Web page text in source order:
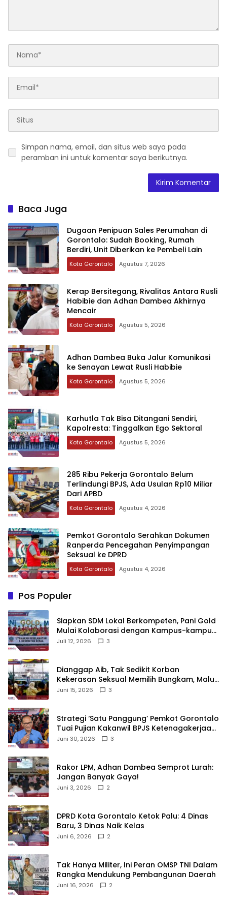
Simpan nama, email, dan situs web saya pada
peramban ini untuk komentar saya berikutnya.
Baca Juga
‎Dugaan Penipuan Sales Perumahan di
Gorontalo: Sudah Booking, Rumah
Berdiri, Unit Diberikan ke Pembeli Lain
Kota Gorontalo Agustus 7, 2026
‎Kerap Bersitegang, Rivalitas Antara Rusli
Habibie dan Adhan Dambea Akhirnya
Mencair
Kota Gorontalo Agustus 5, 2026
‎Adhan Dambea Buka Jalur Komunikasi
ke Senayan Lewat Rusli Habibie
Kota Gorontalo Agustus 5, 2026
‎Karhutla Tak Bisa Ditangani Sendiri,
Kapolresta: Tinggalkan Ego Sektoral‎‎
Kota Gorontalo Agustus 5, 2026
‎285 Ribu Pekerja Gorontalo Belum
Terlindungi BPJS, Ada Usulan Rp10 Miliar
Dari APBD‎
Kota Gorontalo Agustus 4, 2026
Pemkot Gorontalo Serahkan Dokumen
Ranperda Pencegahan Penyimpangan
Seksual ke DPRD
Kota Gorontalo Agustus 4, 2026
Pos Populer
‎Siapkan SDM Lokal Berkompeten, Pani Gold
Mulai Kolaborasi dengan Kampus-kampus
di Gorontalo
Juli 12, 2026 3
‎Dianggap Aib, Tak Sedikit Korban
Kekerasan Seksual Memilih Bungkam, Malu
untuk Melapor!‎
Juni 15, 2026 3
Strategi ‘Satu Panggung’ Pemkot Gorontalo
Tuai Pujian Kakanwil BPJS Ketenagakerjaan
Sulama‎‎
Juni 30, 2026 3
‎Rakor LPM, Adhan Dambea Semprot Lurah:
Jangan Banyak Gaya!‎
Juni 3, 2026 2
‎DPRD Kota Gorontalo Ketok Palu: 4 Dinas
Baru, 3 Dinas Naik Kelas
Juni 6, 2026 2
‎Tak Hanya Militer, Ini Peran OMSP TNI Dalam
Rangka Mendukung Pembangunan Daerah
Juni 16, 2026 2